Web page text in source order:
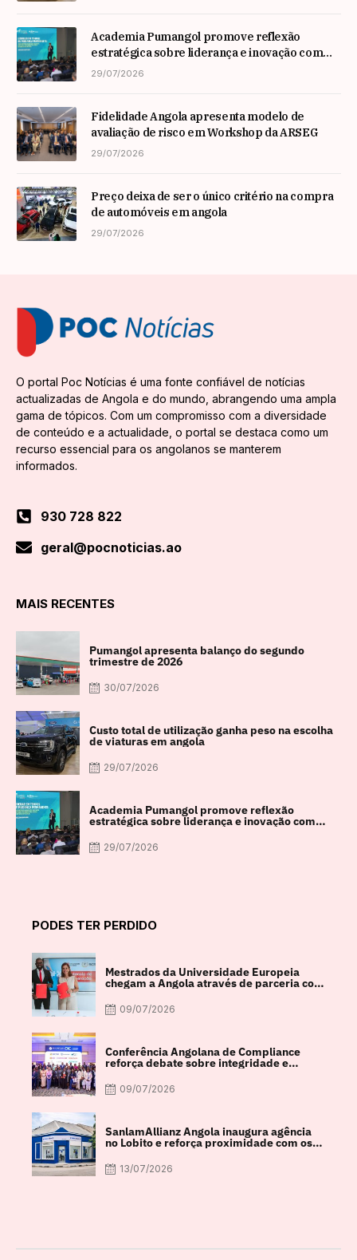
Academia Pumangol promove reflexão
estratégica sobre liderança e inovação com
especialista internacional Nadim Habib
29/07/2026
Fidelidade Angola apresenta modelo de
avaliação de risco em Workshop da ARSEG
29/07/2026
Preço deixa de ser o único critério na compra
de automóveis em angola
29/07/2026
O portal Poc Notícias é uma fonte confiável de notícias
actualizadas de Angola e do mundo, abrangendo uma ampla
gama de tópicos. Com um compromisso com a diversidade
de conteúdo e a actualidade, o portal se destaca como um
recurso essencial para os angolanos se manterem
informados.
930 728 822
geral@pocnoticias.ao
MAIS RECENTES
Pumangol apresenta balanço do segundo
trimestre de 2026
30/07/2026
Custo total de utilização ganha peso na escolha
de viaturas em angola
29/07/2026
Academia Pumangol promove reflexão
estratégica sobre liderança e inovação com
especialista internacional Nadim Habib
29/07/2026
PODES TER PERDIDO
Mestrados da Universidade Europeia
chegam a Angola através de parceria com
a FACUL
09/07/2026
Conferência Angolana de Compliance
reforça debate sobre integridade e
crescimento económico
09/07/2026
SanlamAllianz Angola inaugura agência
no Lobito e reforça proximidade com os
13/07/2026